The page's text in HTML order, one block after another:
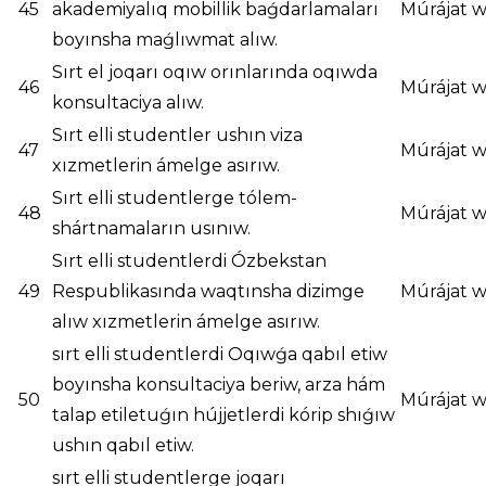
45
akademiyalıq mobillik baǵdarlamaları
boyınsha maǵlıwmat alıw.
Múrájat
46
Sırt el joqarı oqıw orınlarında oqıwda
konsultaciya alıw.
Múrájat
47
Sırt elli studentler ushın viza
xızmetlerin ámelge asırıw.
Múrájat
48
Sırt elli studentlerge tólem-
shártnamaların usınıw.
Múrájat
49
Sırt elli studentlerdi Ózbekstan
Respublikasında waqtınsha dizimge
alıw xızmetlerin ámelge asırıw.
Múrájat
50
sırt elli studentlerdi Oqıwǵa qabıl etiw
boyınsha konsultaciya beriw, arza hám
talap etiletuǵın hújjetlerdi kórip shıǵıw
ushın qabıl etiw.
Múrájat
sırt elli studentlerge joqarı